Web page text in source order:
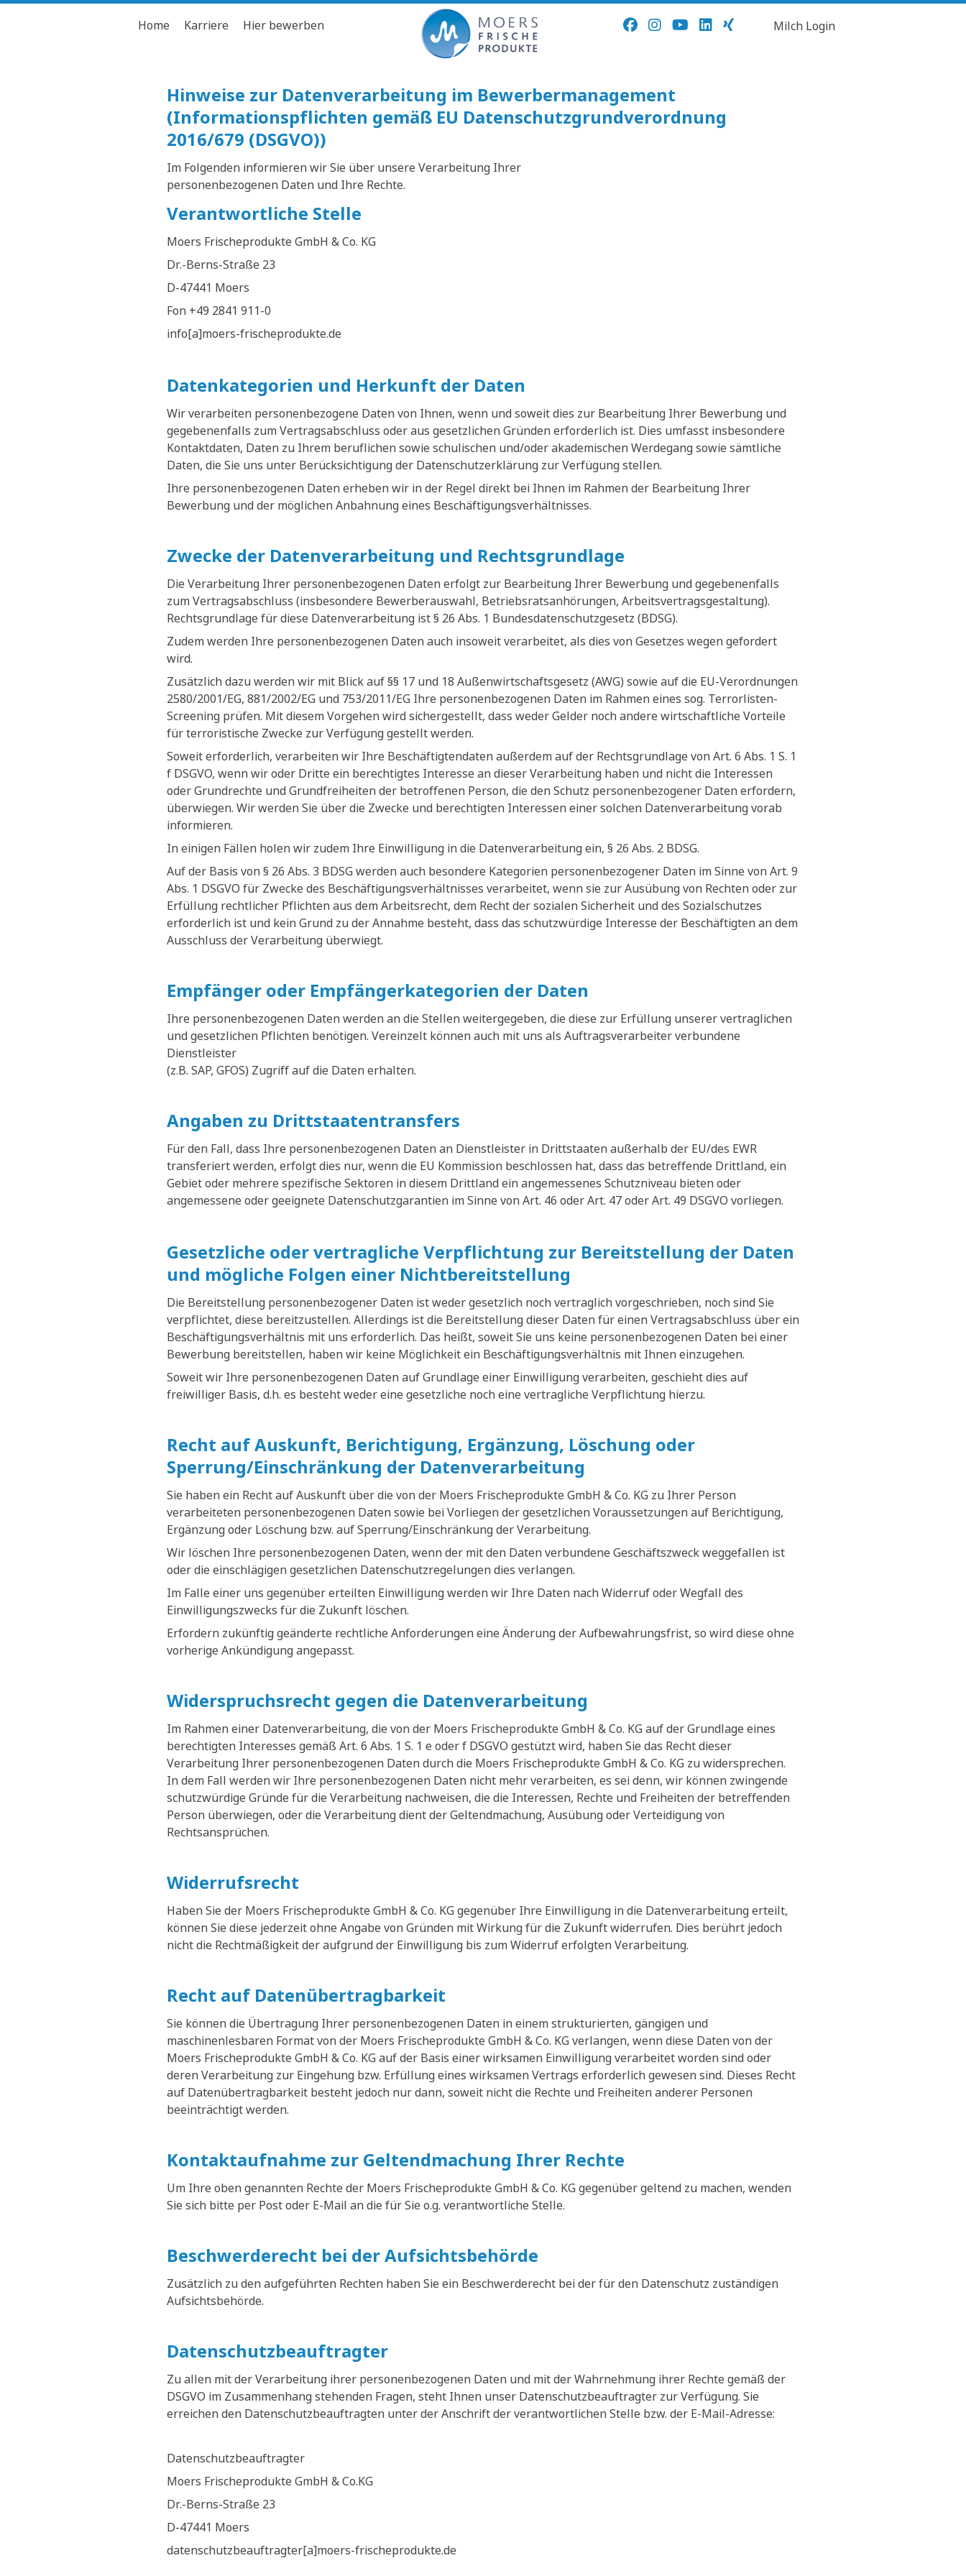
Home Karriere Hier bewerben Milch Login
Hinweise zur Datenverarbeitung im Bewerbermanagement
(Informationspflichten gemäß EU Datenschutzgrundverordnung
2016/679 (DSGVO))
Im Folgenden informieren wir Sie über unsere Verarbeitung Ihrer
personenbezogenen Daten und Ihre Rechte.
Verantwortliche Stelle
Moers Frischeprodukte GmbH & Co. KG
Dr.-Berns-Straße 23
D-47441 Moers
Fon +49 2841 911-0
info[a]moers-frischeprodukte.de
Datenkategorien und Herkunft der Daten
Wir verarbeiten personenbezogene Daten von Ihnen, wenn und soweit dies zur Bearbeitung Ihrer Bewerbung und
gegebenenfalls zum Vertragsabschluss oder aus gesetzlichen Gründen erforderlich ist. Dies umfasst insbesondere
Kontaktdaten, Daten zu Ihrem beruflichen sowie schulischen und/oder akademischen Werdegang sowie sämtliche
Daten, die Sie uns unter Berücksichtigung der Datenschutzerklärung zur Verfügung stellen.
Ihre personenbezogenen Daten erheben wir in der Regel direkt bei Ihnen im Rahmen der Bearbeitung Ihrer
Bewerbung und der möglichen Anbahnung eines Beschäftigungsverhältnisses.
Zwecke der Datenverarbeitung und Rechtsgrundlage
Die Verarbeitung Ihrer personenbezogenen Daten erfolgt zur Bearbeitung Ihrer Bewerbung und gegebenenfalls
zum Vertragsabschluss (insbesondere Bewerberauswahl, Betriebsratsanhörungen, Arbeitsvertragsgestaltung).
Rechtsgrundlage für diese Datenverarbeitung ist § 26 Abs. 1 Bundesdatenschutzgesetz (BDSG).
Zudem werden Ihre personenbezogenen Daten auch insoweit verarbeitet, als dies von Gesetzes wegen gefordert
wird.
Zusätzlich dazu werden wir mit Blick auf §§ 17 und 18 Außenwirtschaftsgesetz (AWG) sowie auf die EU-Verordnungen
2580/2001/EG, 881/2002/EG und 753/2011/EG Ihre personenbezogenen Daten im Rahmen eines sog. Terrorlisten-
Screening prüfen. Mit diesem Vorgehen wird sichergestellt, dass weder Gelder noch andere wirtschaftliche Vorteile
für terroristische Zwecke zur Verfügung gestellt werden.
Soweit erforderlich, verarbeiten wir Ihre Beschäftigtendaten außerdem auf der Rechtsgrundlage von Art. 6 Abs. 1 S. 1
f DSGVO, wenn wir oder Dritte ein berechtigtes Interesse an dieser Verarbeitung haben und nicht die Interessen
oder Grundrechte und Grundfreiheiten der betroffenen Person, die den Schutz personenbezogener Daten erfordern,
überwiegen. Wir werden Sie über die Zwecke und berechtigten Interessen einer solchen Datenverarbeitung vorab
informieren.
In einigen Fällen holen wir zudem Ihre Einwilligung in die Datenverarbeitung ein, § 26 Abs. 2 BDSG.
Auf der Basis von § 26 Abs. 3 BDSG werden auch besondere Kategorien personenbezogener Daten im Sinne von Art. 9
Abs. 1 DSGVO für Zwecke des Beschäftigungsverhältnisses verarbeitet, wenn sie zur Ausübung von Rechten oder zur
Erfüllung rechtlicher Pflichten aus dem Arbeitsrecht, dem Recht der sozialen Sicherheit und des Sozialschutzes
erforderlich ist und kein Grund zu der Annahme besteht, dass das schutzwürdige Interesse der Beschäftigten an dem
Ausschluss der Verarbeitung überwiegt.
Empfänger oder Empfängerkategorien der Daten
Ihre personenbezogenen Daten werden an die Stellen weitergegeben, die diese zur Erfüllung unserer vertraglichen
und gesetzlichen Pflichten benötigen. Vereinzelt können auch mit uns als Auftragsverarbeiter verbundene
Dienstleister
(z.B. SAP, GFOS) Zugriff auf die Daten erhalten.
Angaben zu Drittstaatentransfers
Für den Fall, dass Ihre personenbezogenen Daten an Dienstleister in Drittstaaten außerhalb der EU/des EWR
transferiert werden, erfolgt dies nur, wenn die EU Kommission beschlossen hat, dass das betreffende Drittland, ein
Gebiet oder mehrere spezifische Sektoren in diesem Drittland ein angemessenes Schutzniveau bieten oder
angemessene oder geeignete Datenschutzgarantien im Sinne von Art. 46 oder Art. 47 oder Art. 49 DSGVO vorliegen.
Gesetzliche oder vertragliche Verpflichtung zur Bereitstellung der Daten
und mögliche Folgen einer Nichtbereitstellung
Die Bereitstellung personenbezogener Daten ist weder gesetzlich noch vertraglich vorgeschrieben, noch sind Sie
verpflichtet, diese bereitzustellen. Allerdings ist die Bereitstellung dieser Daten für einen Vertragsabschluss über ein
Beschäftigungsverhältnis mit uns erforderlich. Das heißt, soweit Sie uns keine personenbezogenen Daten bei einer
Bewerbung bereitstellen, haben wir keine Möglichkeit ein Beschäftigungsverhältnis mit Ihnen einzugehen.
Soweit wir Ihre personenbezogenen Daten auf Grundlage einer Einwilligung verarbeiten, geschieht dies auf
freiwilliger Basis, d.h. es besteht weder eine gesetzliche noch eine vertragliche Verpflichtung hierzu.
Recht auf Auskunft, Berichtigung, Ergänzung, Löschung oder
Sperrung/Einschränkung der Datenverarbeitung
Sie haben ein Recht auf Auskunft über die von der Moers Frischeprodukte GmbH & Co. KG zu Ihrer Person
verarbeiteten personenbezogenen Daten sowie bei Vorliegen der gesetzlichen Voraussetzungen auf Berichtigung,
Ergänzung oder Löschung bzw. auf Sperrung/Einschränkung der Verarbeitung.
Wir löschen Ihre personenbezogenen Daten, wenn der mit den Daten verbundene Geschäftszweck weggefallen ist
oder die einschlägigen gesetzlichen Datenschutzregelungen dies verlangen.
Im Falle einer uns gegenüber erteilten Einwilligung werden wir Ihre Daten nach Widerruf oder Wegfall des
Einwilligungszwecks für die Zukunft löschen.
Erfordern zukünftig geänderte rechtliche Anforderungen eine Änderung der Aufbewahrungsfrist, so wird diese ohne
vorherige Ankündigung angepasst.
Widerspruchsrecht gegen die Datenverarbeitung
Im Rahmen einer Datenverarbeitung, die von der Moers Frischeprodukte GmbH & Co. KG auf der Grundlage eines
berechtigten Interesses gemäß Art. 6 Abs. 1 S. 1 e oder f DSGVO gestützt wird, haben Sie das Recht dieser
Verarbeitung Ihrer personenbezogenen Daten durch die Moers Frischeprodukte GmbH & Co. KG zu widersprechen.
In dem Fall werden wir Ihre personenbezogenen Daten nicht mehr verarbeiten, es sei denn, wir können zwingende
schutzwürdige Gründe für die Verarbeitung nachweisen, die die Interessen, Rechte und Freiheiten der betreffenden
Person überwiegen, oder die Verarbeitung dient der Geltendmachung, Ausübung oder Verteidigung von
Rechtsansprüchen.
Widerrufsrecht
Haben Sie der Moers Frischeprodukte GmbH & Co. KG gegenüber Ihre Einwilligung in die Datenverarbeitung erteilt,
können Sie diese jederzeit ohne Angabe von Gründen mit Wirkung für die Zukunft widerrufen. Dies berührt jedoch
nicht die Rechtmäßigkeit der aufgrund der Einwilligung bis zum Widerruf erfolgten Verarbeitung.
Recht auf Datenübertragbarkeit
Sie können die Übertragung Ihrer personenbezogenen Daten in einem strukturierten, gängigen und
maschinenlesbaren Format von der Moers Frischeprodukte GmbH & Co. KG verlangen, wenn diese Daten von der
Moers Frischeprodukte GmbH & Co. KG auf der Basis einer wirksamen Einwilligung verarbeitet worden sind oder
deren Verarbeitung zur Eingehung bzw. Erfüllung eines wirksamen Vertrags erforderlich gewesen sind. Dieses Recht
auf Datenübertragbarkeit besteht jedoch nur dann, soweit nicht die Rechte und Freiheiten anderer Personen
beeinträchtigt werden.
Kontaktaufnahme zur Geltendmachung Ihrer Rechte
Um Ihre oben genannten Rechte der Moers Frischeprodukte GmbH & Co. KG gegenüber geltend zu machen, wenden
Sie sich bitte per Post oder E-Mail an die für Sie o.g. verantwortliche Stelle.
Beschwerderecht bei der Aufsichtsbehörde
Zusätzlich zu den aufgeführten Rechten haben Sie ein Beschwerderecht bei der für den Datenschutz zuständigen
Aufsichtsbehörde.
Datenschutzbeauftragter
Zu allen mit der Verarbeitung ihrer personenbezogenen Daten und mit der Wahrnehmung ihrer Rechte gemäß der
DSGVO im Zusammenhang stehenden Fragen, steht Ihnen unser Datenschutzbeauftragter zur Verfügung. Sie
erreichen den Datenschutzbeauftragten unter der Anschrift der verantwortlichen Stelle bzw. der E-Mail-Adresse:
Datenschutzbeauftragter
Moers Frischeprodukte GmbH & Co.KG
Dr.-Berns-Straße 23
D-47441 Moers
datenschutzbeauftragter[a]moers-frischeprodukte.de